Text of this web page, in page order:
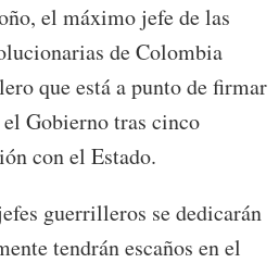
el máximo jefe de las
de Colombia
que está a punto de firmar
Gobierno tras cinco
con el Estado.
guerrilleros se dedicarán
tendrán escaños en el